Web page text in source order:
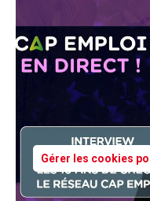
Gérer les cookies